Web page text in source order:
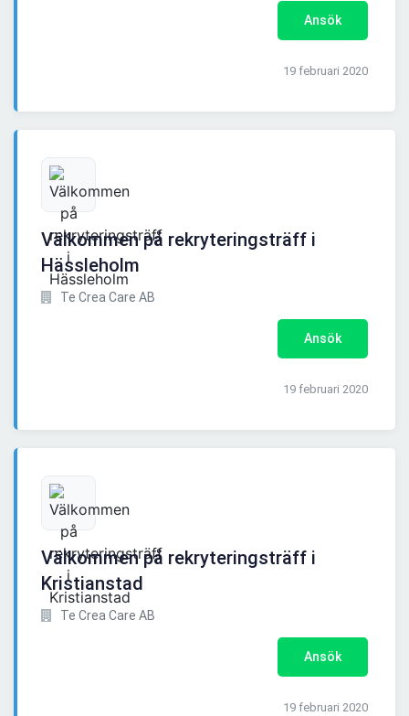
Ansök
19 februari 2020
Välkommen på rekryteringsträff i
Hässleholm
Te Crea Care AB
Ansök
19 februari 2020
Välkommen på rekryteringsträff i
Kristianstad
Te Crea Care AB
Ansök
19 februari 2020